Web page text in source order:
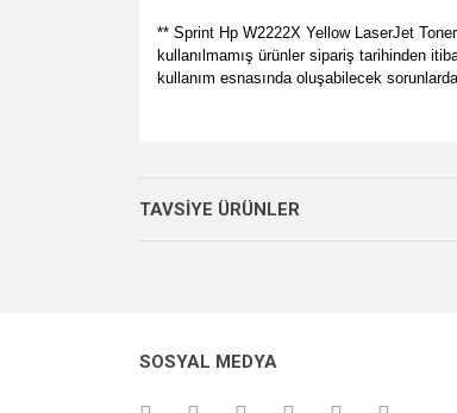
** Sprint Hp W2222X Yellow LaserJet
kullanılmamış ürünler sipariş tarihinden
kullanım esnasında oluşabilecek
Bu ürüne benzer farklı alternatifler
Çok iyi ve anlaşılabilir alışveriş yapabiliyorum
TAVSİYE ÜRÜNLER
SOSYAL MEDYA